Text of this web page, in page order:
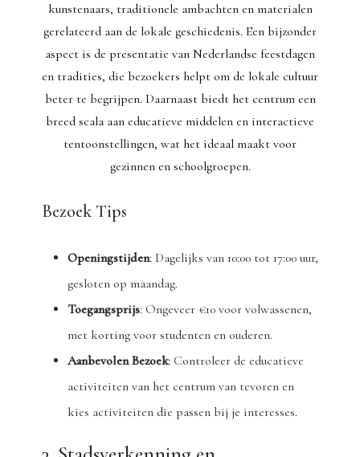
kunstenaars, traditionele ambachten en materialen
gerelateerd aan de lokale geschiedenis. Een bijzonder
aspect is de presentatie van Nederlandse feestdagen
en tradities, die bezoekers helpt om de lokale cultuur
beter te begrijpen. Daarnaast biedt het centrum een
breed scala aan educatieve middelen en interactieve
tentoonstellingen, wat het ideaal maakt voor
gezinnen en schoolgroepen.
Bezoek Tips
Openingstijden: Dagelijks van 10:00 tot 17:00 uur,
gesloten op maandag.
Toegangsprijs: Ongeveer €10 voor volwassenen,
met korting voor studenten en ouderen.
Aanbevolen Bezoek: Controleer de educatieve
activiteiten van het centrum van tevoren en
kies activiteiten die passen bij je interesses.